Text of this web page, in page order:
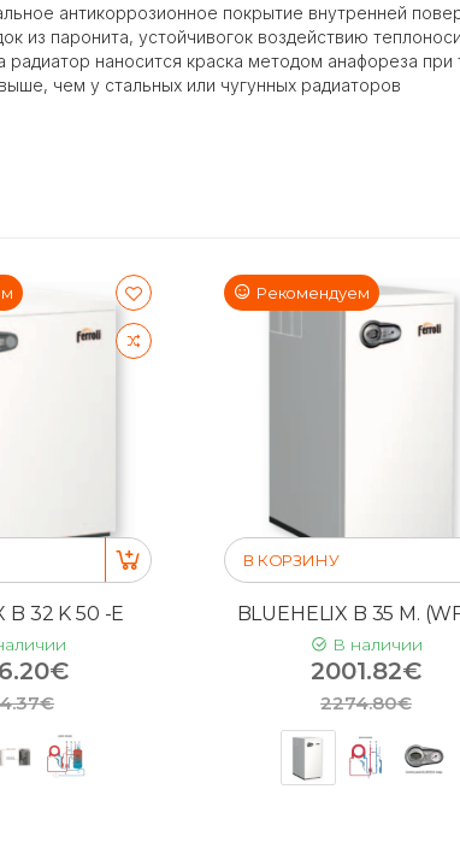
антикоррозионное покрытие внутренней
из паронита, устойчивогок воздействию
наносится краска методом анафореза при
чем у стальных или чугунных радиаторов
B 32 K 50 -E
Рекомендуем
В КОРЗИНУ
BLUEHELIX B 35 M.
В наличии
2001.82€
2274.80€